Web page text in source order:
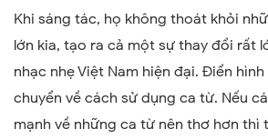
Khi sáng tác, họ không thoát khỏi
lớn kia, tạo ra cả một sự thay đổi rất
nhạc nhẹ Việt Nam hiện đại. Điển
chuyển về cách sử dụng ca từ. Nếu
mạnh về những ca từ nên thơ hơn thì